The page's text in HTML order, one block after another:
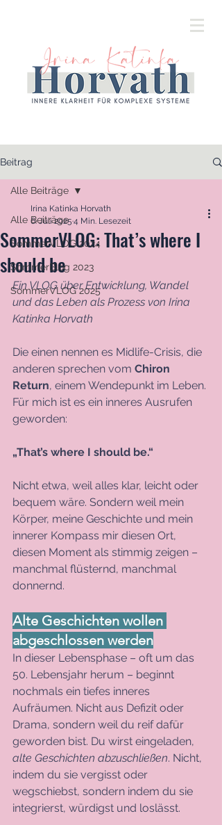
Beitrag
Alle Beiträge
SommerVLOG 2024
SommerBlog 2023
SommerVLOG 2025
Alle Beiträge
SommerVLOG: That’s where I
should be
Irina Katinka Horvath
6. Juli 2025 4 Min. Lesezeit
Ein VLOG über Entwicklung, Wandel
und das Leben als Prozess von Irina
Katinka Horvath
Die einen nennen es Midlife-Crisis, die
anderen sprechen vom Chiron
Return, einem Wendepunkt im Leben.
Für mich ist es ein inneres Ausrufen
geworden:
„That’s where I should be.“
Nicht etwa, weil alles klar, leicht oder
bequem wäre. Sondern weil mein
Körper, meine Geschichte und mein
innerer Kompass mir diesen Ort,
diesen Moment als stimmig zeigen –
manchmal flüsternd, manchmal
donnernd.
Alte Geschichten wollen
abgeschlossen werden
In dieser Lebensphase – oft um das
50. Lebensjahr herum – beginnt
nochmals ein tiefes inneres
Aufräumen. Nicht aus Defizit oder
Drama, sondern weil du reif dafür
geworden bist. Du wirst eingeladen,
alte Geschichten abzuschließen. Nicht,
indem du sie vergisst oder
wegschiebst, sondern indem du sie
integrierst, würdigst und loslässt.